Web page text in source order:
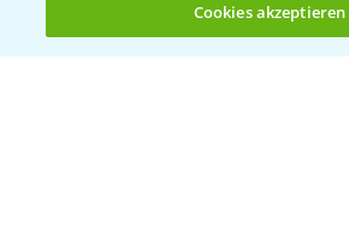
(noch 4)
Allgemeine Nutzungsbedingungen
Cookies akzeptieren